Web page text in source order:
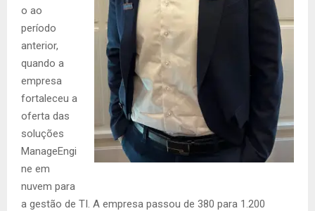
o ao
período
anterior,
quando a
empresa
fortaleceu a
oferta das
soluções
ManageEngi
ne em
nuvem para
a gestão de TI. A empresa passou de 380 para 1.200